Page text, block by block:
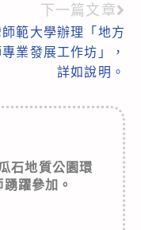
下一篇文章
範大學辦理「地方
業發展工作坊」，
詳如說明。
石地質公園環
躍參加。